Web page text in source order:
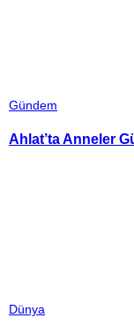
Gündem
Ahlat’ta Anneler
Dünya